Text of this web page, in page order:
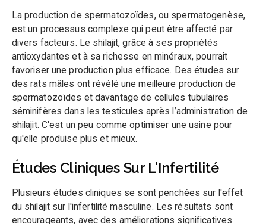
La production de spermatozoïdes, ou spermatogenèse,
est un processus complexe qui peut être affecté par
divers facteurs. Le shilajit, grâce à ses propriétés
antioxydantes et à sa richesse en minéraux, pourrait
favoriser une production plus efficace. Des études sur
des rats mâles ont révélé une meilleure production de
spermatozoïdes et davantage de cellules tubulaires
séminifères dans les testicules après l’administration de
shilajit. C'est un peu comme optimiser une usine pour
qu'elle produise plus et mieux.
Études Cliniques Sur L'Infertilité
Plusieurs études cliniques se sont penchées sur l'effet
du shilajit sur l'infertilité masculine. Les résultats sont
encourageants, avec des améliorations significatives